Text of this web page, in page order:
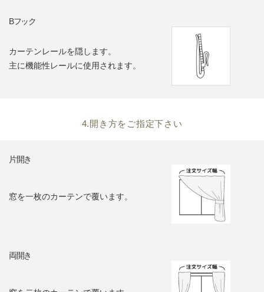
Bフック
カーテンレールを隠します。
主に機能性レールに使用されます。
4.開き方をご指定下さい
片開き
窓を一枚のカーテンで覆います。
両開き